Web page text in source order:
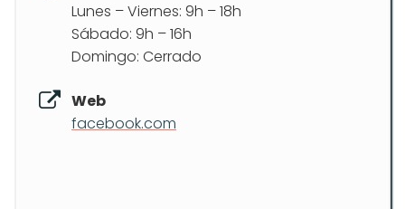
Lunes – Viernes: 9h – 18h
Sábado: 9h – 16h
Domingo: Cerrado
Web
facebook.com